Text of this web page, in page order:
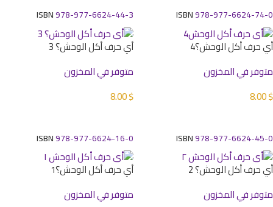
ISBN978-977-6624-74-0
ISBN978-977-6624-44-3
أي حرف أكل الوحش؟4
متوفر في المخزون
8.00$
ISBN978-977-6624-45-0
أي حرف أكل الوحش؟ 3
متوفر في المخزون
8.00$
ISBN978-977-6624-16-0
أي حرف أكل الوحش؟ 2
متوفر في المخزون
أي حرف أكل الوحش؟1
متوفر في المخزون